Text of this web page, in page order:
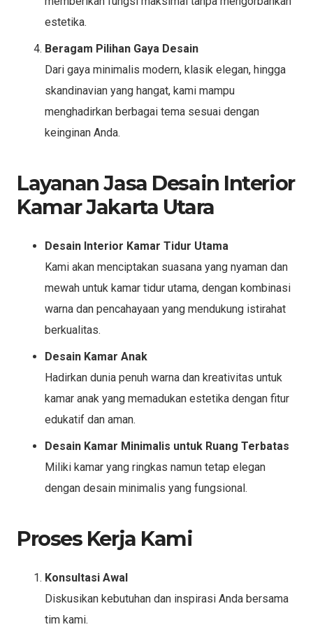
estetika.
Beragam Pilihan Gaya Desain
Dari gaya minimalis modern, klasik elegan, hingga
skandinavian yang hangat, kami mampu
menghadirkan berbagai tema sesuai dengan
keinginan Anda.
Layanan Jasa Desain Interior
Kamar Jakarta Utara
Desain Interior Kamar Tidur Utama
Kami akan menciptakan suasana yang nyaman dan
mewah untuk kamar tidur utama, dengan kombinasi
warna dan pencahayaan yang mendukung istirahat
berkualitas.
Desain Kamar Anak
Hadirkan dunia penuh warna dan kreativitas untuk
kamar anak yang memadukan estetika dengan fitur
edukatif dan aman.
Desain Kamar Minimalis untuk Ruang Terbatas
Miliki kamar yang ringkas namun tetap elegan
dengan desain minimalis yang fungsional.
Proses Kerja Kami
Konsultasi Awal
Diskusikan kebutuhan dan inspirasi Anda bersama
tim kami.